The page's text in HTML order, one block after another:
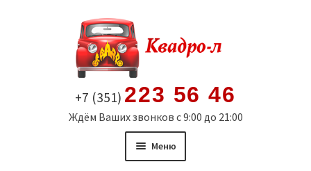
содержимому
+7 (351) 223 56 46
Ждём Ваших звонков с 9:00 до 21:00
Меню